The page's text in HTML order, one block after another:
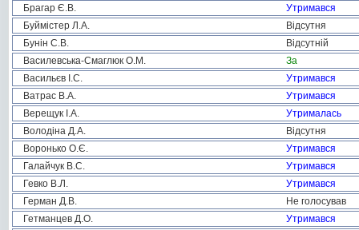
Брагар Є.В.
Утримався
Буймістер Л.А.
Відсутня
Бунін С.В.
Відсутній
Василевська-Смаглюк О.М.
За
Васильєв І.С.
Утримався
Ватрас В.А.
Утримався
Верещук І.А.
Утрималась
Володіна Д.А.
Відсутня
Воронько О.Є.
Утримався
Галайчук В.С.
Утримався
Гевко В.Л.
Утримався
Герман Д.В.
Не голосував
Гетманцев Д.О.
Утримався